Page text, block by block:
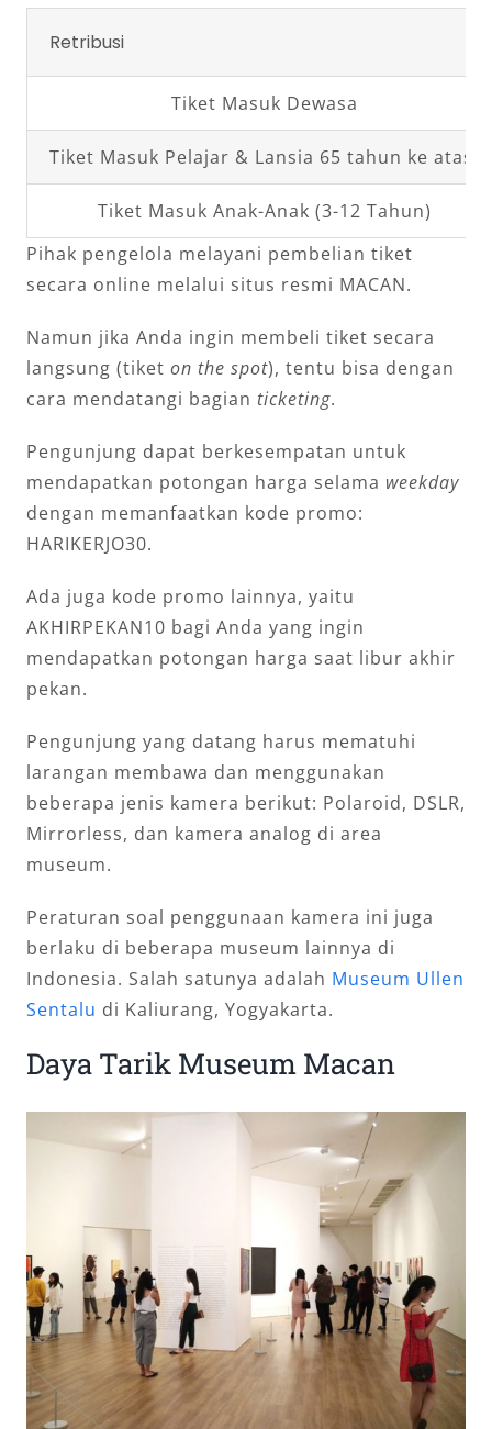
Retribusi
Tiket Masuk Dewasa
Tiket Masuk Pelajar & Lansia 65 tahun ke atas)
Tiket Masuk Anak-Anak (3-12 Tahun)
Pihak pengelola melayani pembelian tiket
secara online melalui situs resmi MACAN.
Namun jika Anda ingin membeli tiket secara
langsung (tiket on the spot), tentu bisa dengan
cara mendatangi bagian ticketing.
Pengunjung dapat berkesempatan untuk
mendapatkan potongan harga selama weekday
dengan memanfaatkan kode promo:
HARIKERJO30.
Ada juga kode promo lainnya, yaitu
AKHIRPEKAN10 bagi Anda yang ingin
mendapatkan potongan harga saat libur akhir
pekan.
Pengunjung yang datang harus mematuhi
larangan membawa dan menggunakan
beberapa jenis kamera berikut: Polaroid, DSLR,
Mirrorless, dan kamera analog di area
museum.
Peraturan soal penggunaan kamera ini juga
berlaku di beberapa museum lainnya di
Indonesia. Salah satunya adalah Museum Ullen
Sentalu di Kaliurang, Yogyakarta.
Daya Tarik Museum Macan